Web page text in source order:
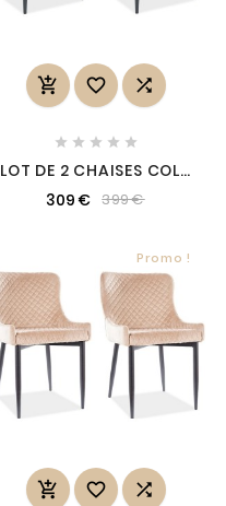
  
    
LOT DE 2 CHAISES COLB
QUALITÉ, COULEUR
309 € 399 €
Promo !
  